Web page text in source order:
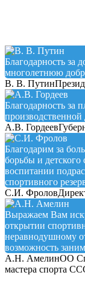
Благодарность за
многолетнюю
В. В. Путин
Благодарность за
производственной
А.В. Гордеев
Благодарим за
борьбы и
воспитании
спортивного
С.И. Фролов
Выражаем Вам
открытии
неравнодушному
возможность
А.Н. АмелинОО
мастера спорта